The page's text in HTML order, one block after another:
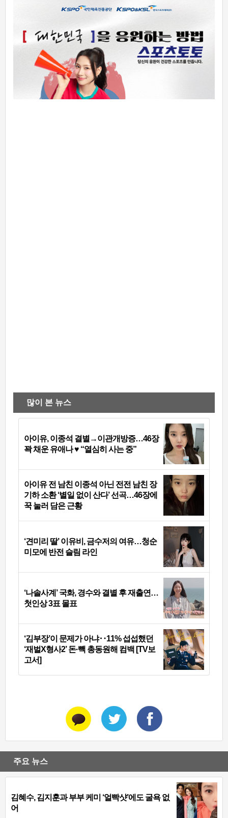
많이 본 뉴스
아이유, 이종석 결별→이관개방증…46장
꽉 채운 유애나 ♥ “열심히 사는 중”
아이유 전 남친 이종석 아닌 전전 남친 장
기하 소환 ‘별일 없이 산다’ 선곡…46장에
꾹 눌러 담은 근황
‘견미리 딸’ 이유비, 금수저의 여유…청순
미모에 반전 슬림 라인
‘나솔사계’ 국화, 경수와 결별 후 재출연…
첫인상 3표 몰표
‘김부장’이 문제가 아냐‥11% 섭섭했던
‘재벌X형사2’ 돈·빽 총동원해 컴백 [TV보
고서]
주요 뉴스
김혜수, 김지훈과 부부 케미 ‘얼빡샷’에도 굴욕 없
어